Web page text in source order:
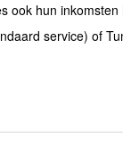
ook hun
service) of